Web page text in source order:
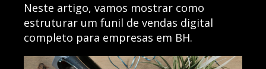
Neste artigo, vamos mostrar como
estruturar um funil de vendas digital
completo para empresas em BH.